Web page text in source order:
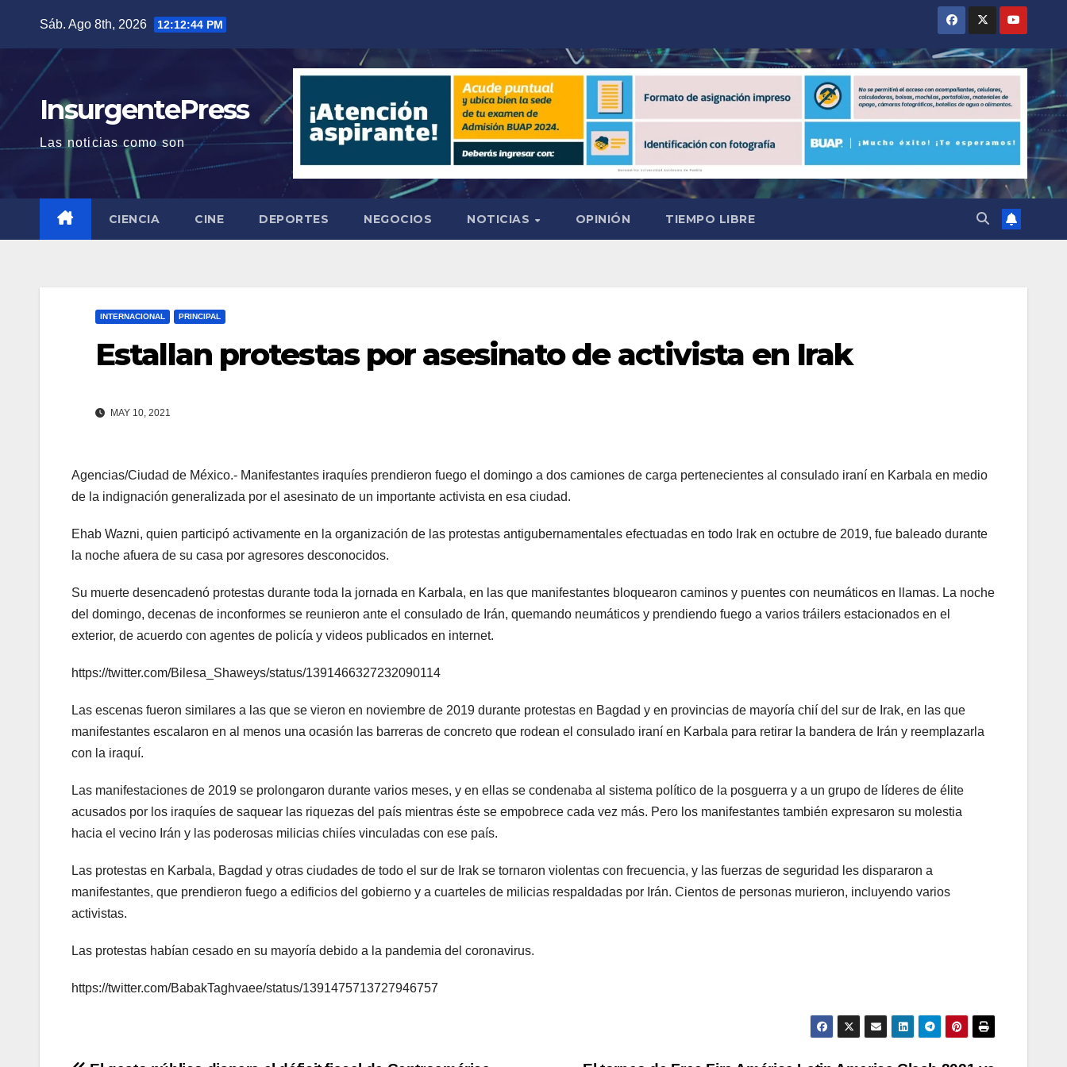
contenido
Sáb. Ago 8th, 2026 12:12:44 PM
InsurgentePress
Las noticias como son
CIENCIA CINE DEPORTES NEGOCIOS NOTICIAS OPINIÓN TIEMPO LIBRE
INTERNACIONAL PRINCIPAL
Estallan protestas por asesinato de activista en Irak
MAY 10, 2021
Agencias/Ciudad de México.- Manifestantes iraquíes prendieron fuego el domingo a dos camiones de carga pertenecientes al consulado iraní en Karbala en medio
de la indignación generalizada por el asesinato de un importante activista en esa ciudad.
Ehab Wazni, quien participó activamente en la organización de las protestas antigubernamentales efectuadas en todo Irak en octubre de 2019, fue baleado durante
la noche afuera de su casa por agresores desconocidos.
Su muerte desencadenó protestas durante toda la jornada en Karbala, en las que manifestantes bloquearon caminos y puentes con neumáticos en llamas. La noche
del domingo, decenas de inconformes se reunieron ante el consulado de Irán, quemando neumáticos y prendiendo fuego a varios tráilers estacionados en el
exterior, de acuerdo con agentes de policía y videos publicados en internet.
https://twitter.com/Bilesa_Shaweys/status/1391466327232090114
Las escenas fueron similares a las que se vieron en noviembre de 2019 durante protestas en Bagdad y en provincias de mayoría chií del sur de Irak, en las que
manifestantes escalaron en al menos una ocasión las barreras de concreto que rodean el consulado iraní en Karbala para retirar la bandera de Irán y reemplazarla
con la iraquí.
Las manifestaciones de 2019 se prolongaron durante varios meses, y en ellas se condenaba al sistema político de la posguerra y a un grupo de líderes de élite
acusados por los iraquíes de saquear las riquezas del país mientras éste se empobrece cada vez más. Pero los manifestantes también expresaron su molestia
hacia el vecino Irán y las poderosas milicias chiíes vinculadas con ese país.
Las protestas en Karbala, Bagdad y otras ciudades de todo el sur de Irak se tornaron violentas con frecuencia, y las fuerzas de seguridad les dispararon a
manifestantes, que prendieron fuego a edificios del gobierno y a cuarteles de milicias respaldadas por Irán. Cientos de personas murieron, incluyendo varios
activistas.
Las protestas habían cesado en su mayoría debido a la pandemia del coronavirus.
https://twitter.com/BabakTaghvaee/status/1391475713727946757